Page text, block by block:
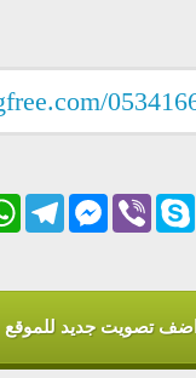
Messenger ViberSkype
اضف تصويت جديد للموقع